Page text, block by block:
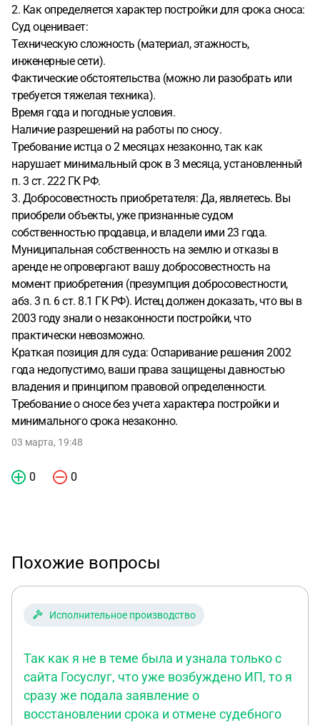
2. Как определяется характер постройки для срока сноса:
Суд оценивает:
Техническую сложность (материал, этажность,
инженерные сети).
Фактические обстоятельства (можно ли разобрать или
требуется тяжелая техника).
Время года и погодные условия.
Наличие разрешений на работы по сносу.
Требование истца о 2 месяцах незаконно, так как
нарушает минимальный срок в 3 месяца, установленный
п. 3 ст. 222 ГК РФ.
3. Добросовестность приобретателя: Да, являетесь. Вы
приобрели объекты, уже признанные судом
собственностью продавца, и владели ими 23 года.
Муниципальная собственность на землю и отказы в
аренде не опровергают вашу добросовестность на
момент приобретения (презумпция добросовестности,
абз. 3 п. 6 ст. 8.1 ГК РФ). Истец должен доказать, что вы в
2003 году знали о незаконности постройки, что
практически невозможно.
Краткая позиция для суда: Оспаривание решения 2002
года недопустимо, ваши права защищены давностью
владения и принципом правовой определенности.
Требование о сносе без учета характера постройки и
минимального срока незаконно.
03 марта, 19:48
0 0
Похожие вопросы
Исполнительное производство
Так как я не в теме была и узнала только с
сайта Госуслуг, что уже возбуждено ИП, то я
сразу же подала заявление о
восстановлении срока и отмене судебного